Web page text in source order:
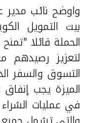
تركيا
مصر
المملكة المتحدة
مملكة البحرين
واوضح نائب مدير
بيت التمويل
الحملة قائلا
لتعزيز رصيدهم
التسوق والسفر
في عمليات الشراء